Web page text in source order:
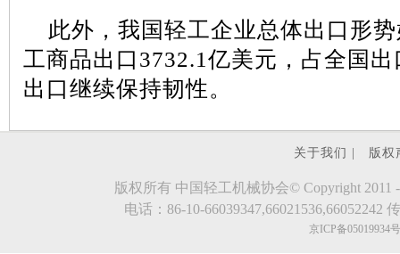
此外，我国轻工企业总体出口形
工商品出口 3732.1 亿美元，占全国
出口继续保持韧性。
关于我们 | 版
版权所有 中国轻工机械协会© Copyright 2011 -
电话：86-10-66039347,66021536,66052242
京ICP备05019934号